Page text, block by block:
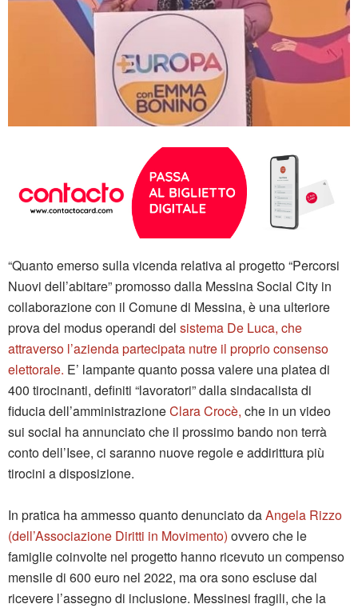
“Quanto emerso sulla vicenda relativa al progetto “Percorsi
Nuovi dell’abitare” promosso dalla Messina Social City in
collaborazione con il Comune di Messina, è una ulteriore
prova del modus operandi del sistema De Luca, che
attraverso l’azienda partecipata nutre il proprio consenso
elettorale. E’ lampante quanto possa valere una platea di
400 tirocinanti, definiti “lavoratori” dalla sindacalista di
fiducia dell’amministrazioneClara Crocè, che in un video
sui social ha annunciato che il prossimo bando non terrà
conto dell’Isee, ci saranno nuove regole e addirittura più
tirocini a disposizione.
In pratica ha ammesso quanto denunciato daAngela Rizzo
(dell’Associazione Diritti in Movimento) ovvero che le
famiglie coinvolte nel progetto hanno ricevuto un compenso
mensile di 600 euro nel 2022, ma ora sono escluse dal
ricevere l’assegno di inclusione. Messinesi fragili, che la